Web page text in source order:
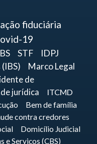
fiduciária
19
STF
IDPJ
Marco Legal
de
jurídica
ITCMD
Bem de família
contra credores
Domicílio Judicial
e Serviços (CBS)